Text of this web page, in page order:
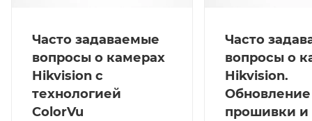
Часто задаваемые
вопросы о камерах
Hikvision с
технологией
ColorVu
Часто
вопросы о
Hikvision.
Обновление
прошивки и